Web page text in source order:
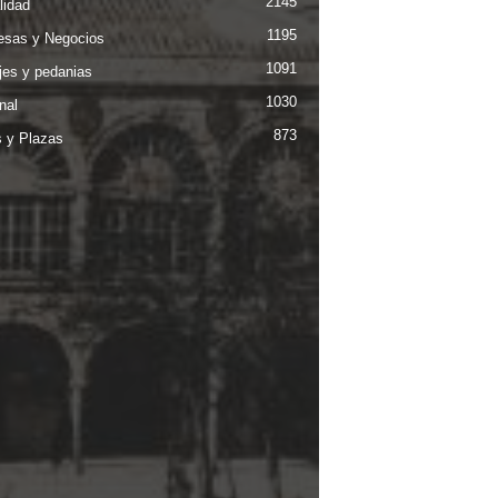
y Negocios 1195
y pedanias 1091
1030
y Plazas 873